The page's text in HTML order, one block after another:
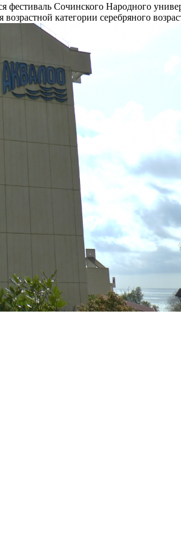
фестиваль Сочинского Народного
категории серебряного